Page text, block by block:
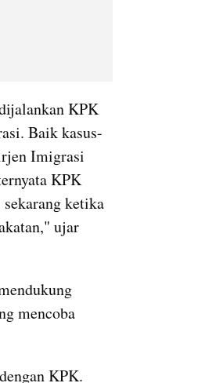
KPK
Baik kasus-
Imigrasi
KPK
ketika
ujar
mencoba
KPK.